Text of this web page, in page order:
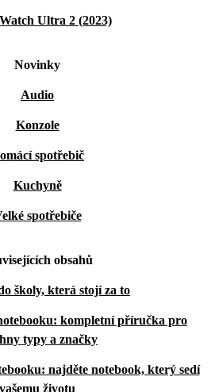
Ultra 2 (2023)
Novinky
Audio
Konzole
spotřebič
Kuchyně
spotřebiče
obsahů
školy, která stojí za to
kompletní příručka pro
typy a značky
najděte notebook, který sedí
vašemu životu